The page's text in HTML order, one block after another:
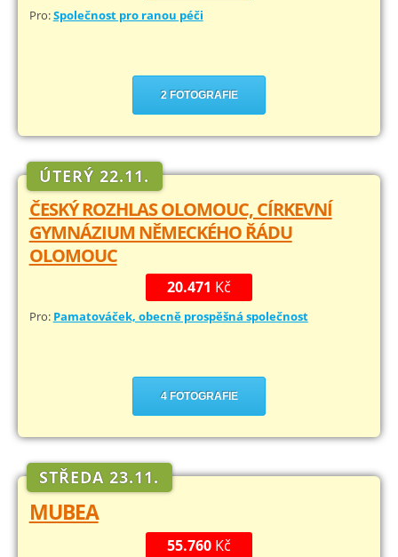
Pro:Společnost pro ranou péči
2 FOTOGRAFIE
ÚTERÝ 22.11.
ČESKÝ ROZHLAS OLOMOUC, CÍRKEVNÍ
GYMNÁZIUM NĚMECKÉHO ŘÁDU
OLOMOUC
20.471 Kč
Pro: Pamatováček, obecně prospěšná společnost
4 FOTOGRAFIE
STŘEDA 23.11.
MUBEA
55.760 Kč